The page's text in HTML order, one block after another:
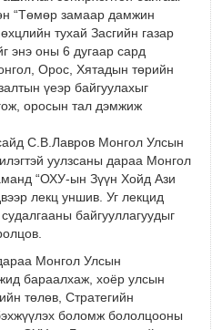
“Төмөр замаар дамжин
тухай Засгийн газар
энэ оны 6 дугаар сард
Орос, Хятадын төрийн
үеэр байгуулахыг
оросын тал дэмжиж
С.В.Лавров Монгол Улсын
уулзсаны дараа Монгол
“ОХУ-ын Зүүн Хойд Ази
лекц уншив. Уг лекцид
байгууллагуудыг
Монгол Улсын
бараалхаж, хоёр улсын
төлөв, Стратегийн
боломж бололцооны